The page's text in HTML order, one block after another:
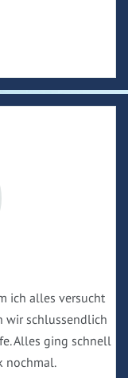
ich alles versucht
wir schlussendlich
Alles ging schnell
nochmal.